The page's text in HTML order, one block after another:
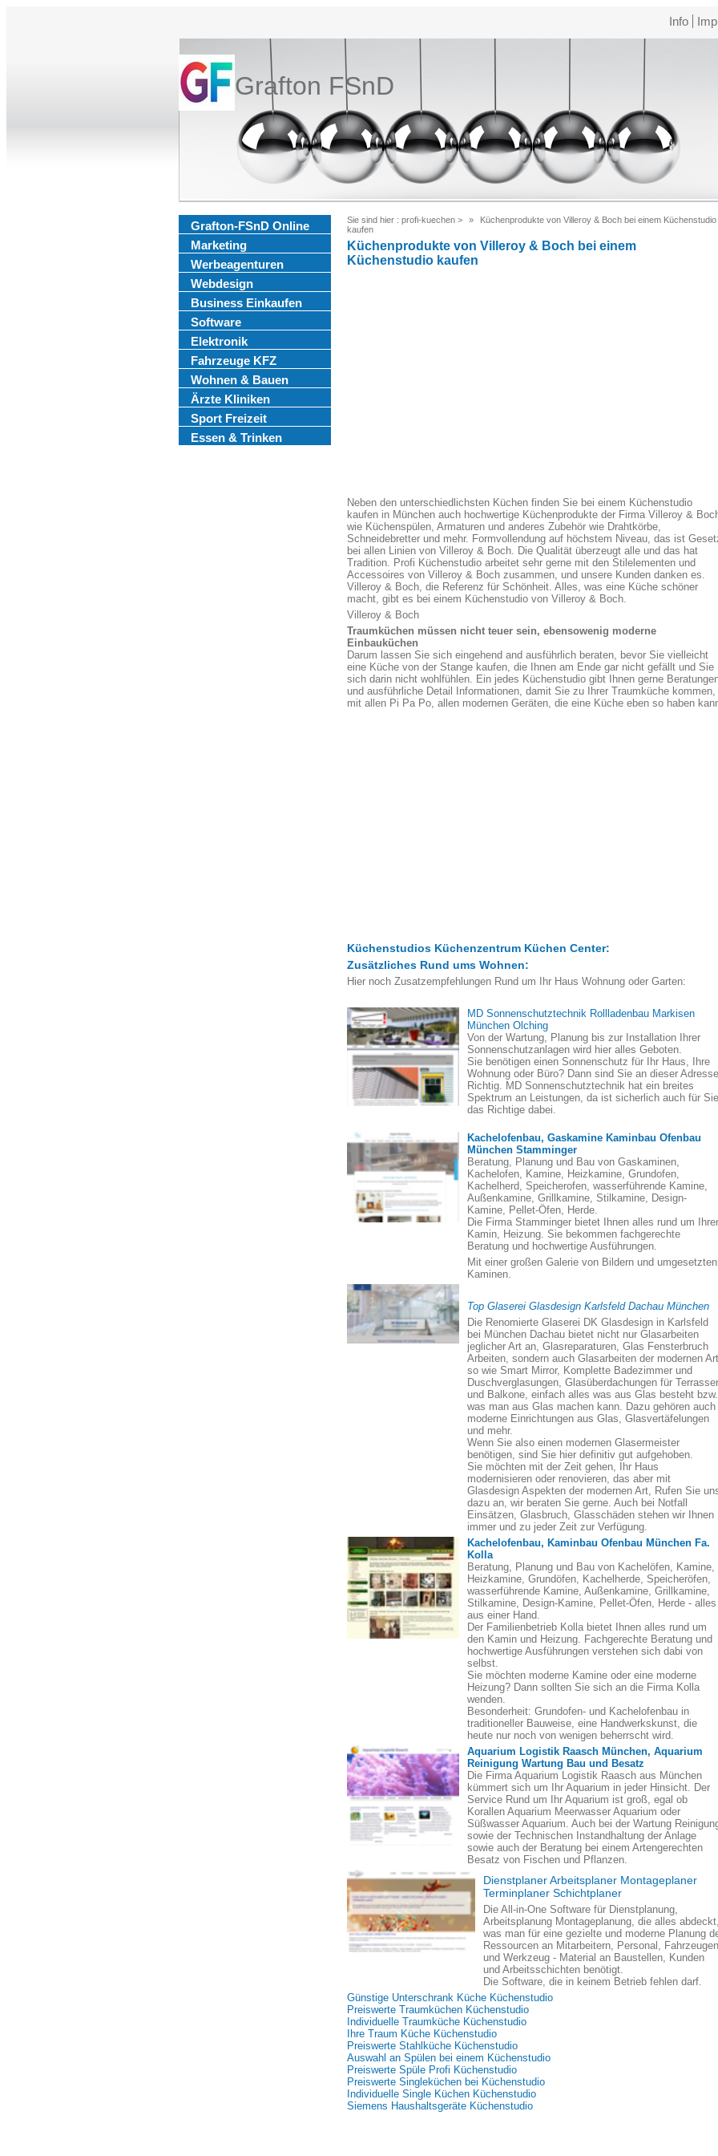
Info
Grafton FSnD
Grafton-FSnD Online
Marketing
Werbeagenturen
Webdesign
Business Einkaufen
Software
Elektronik
Fahrzeuge KFZ
Wohnen & Bauen
Ärzte Kliniken
Sport Freizeit
Essen & Trinken
Sie sind hier : profi-kuechen >
Küchenprodukte von Villeroy & Boch bei einem Küchenstudio
kaufen
Küchenprodukte von Villeroy & Boch bei einem
Küchenstudio kaufen
Neben den unterschiedlichsten Küchen finden Sie bei einem Küchenstudio
kaufen in München auch hochwertige Küchenprodukte der Firma Villeroy &
wie Küchenspülen, Armaturen und anderes Zubehör wie Drahtkörbe,
Schneidebretter und mehr. Formvollendung auf höchstem Niveau, das ist
bei allen Linien von Villeroy & Boch. Die Qualität überzeugt alle und das hat
Tradition. Profi Küchenstudio arbeitet sehr gerne mit den Stilelementen und
Accessoires von Villeroy & Boch zusammen, und unsere Kunden danken es.
Villeroy & Boch, die Referenz für Schönheit. Alles, was eine Küche schöner
macht, gibt es bei einem Küchenstudio von Villeroy & Boch.
Villeroy & Boch
Traumküchen müssen nicht teuer sein, ebensowenig moderne
Einbauküchen
Darum lassen Sie sich eingehend and ausführlich beraten, bevor Sie vielleicht
eine Küche von der Stange kaufen, die Ihnen am Ende gar nicht gefällt und Sie
sich darin nicht wohlfühlen. Ein jedes Küchenstudio gibt Ihnen gerne
und ausführliche Detail Informationen, damit Sie zu Ihrer Traumküche kommen,
mit allen Pi Pa Po, allen modernen Geräten, die eine Küche eben so haben
Küchenstudios Küchenzentrum Küchen Center:
Zusätzliches Rund ums Wohnen:
Hier noch Zusatzempfehlungen Rund um Ihr Haus Wohnung oder Garten:
MD Sonnenschutztechnik Rollladenbau Markisen
München Olching
Von der Wartung, Planung bis zur Installation Ihrer
Sonnenschutzanlagen wird hier alles Geboten.
Sie benötigen einen Sonnenschutz für Ihr Haus, Ihre
Wohnung oder Büro? Dann sind Sie an dieser Adresse
Richtig. MD Sonnenschutztechnik hat ein breites
Spektrum an Leistungen, da ist sicherlich auch für Sie
das Richtige dabei.
Kachelofenbau, Gaskamine Kaminbau Ofenbau
München Stamminger
Beratung, Planung und Bau von Gaskaminen,
Kachelofen, Kamine, Heizkamine, Grundofen,
Kachelherd, Speicherofen, wasserführende Kamine,
Außenkamine, Grillkamine, Stilkamine, Design-
Kamine, Pellet-Öfen, Herde.
Die Firma Stamminger bietet Ihnen alles rund um
Kamin, Heizung. Sie bekommen fachgerechte
Beratung und hochwertige Ausführungen.
Mit einer großen Galerie von Bildern und umgesetzten
Kaminen.
Top Glaserei Glasdesign Karlsfeld Dachau München
Die Renomierte Glaserei DK Glasdesign in Karlsfeld
bei München Dachau bietet nicht nur Glasarbeiten
jeglicher Art an, Glasreparaturen, Glas Fensterbruch
Arbeiten, sondern auch Glasarbeiten der modernen
so wie Smart Mirror, Komplette Badezimmer und
Duschverglasungen, Glasüberdachungen für
und Balkone, einfach alles was aus Glas besteht bzw.
was man aus Glas machen kann. Dazu gehören auch
moderne Einrichtungen aus Glas, Glasvertäfelungen
und mehr.
Wenn Sie also einen modernen Glasermeister
benötigen, sind Sie hier definitiv gut aufgehoben.
Sie möchten mit der Zeit gehen, Ihr Haus
modernisieren oder renovieren, das aber mit
Glasdesign Aspekten der modernen Art, Rufen Sie
dazu an, wir beraten Sie gerne. Auch bei Notfall
Einsätzen, Glasbruch, Glasschäden stehen wir Ihnen
immer und zu jeder Zeit zur Verfügung.
Kachelofenbau, Kaminbau Ofenbau München Fa.
Kolla
Beratung, Planung und Bau von Kachelöfen, Kamine,
Heizkamine, Grundöfen, Kachelherde, Speicheröfen,
wasserführende Kamine, Außenkamine, Grillkamine,
Stilkamine, Design-Kamine, Pellet-Öfen, Herde - alles
aus einer Hand.
Der Familienbetrieb Kolla bietet Ihnen alles rund um
den Kamin und Heizung. Fachgerechte Beratung und
hochwertige Ausführungen verstehen sich dabi von
selbst.
Sie möchten moderne Kamine oder eine moderne
Heizung? Dann sollten Sie sich an die Firma Kolla
wenden.
Besonderheit: Grundofen- und Kachelofenbau in
traditioneller Bauweise, eine Handwerkskunst, die
heute nur noch von wenigen beherrscht wird.
Aquarium Logistik Raasch München, Aquarium
Reinigung Wartung Bau und Besatz
Die Firma Aquarium Logistik Raasch aus München
kümmert sich um Ihr Aquarium in jeder Hinsicht. Der
Service Rund um Ihr Aquarium ist groß, egal ob
Korallen Aquarium Meerwasser Aquarium oder
Süßwasser Aquarium. Auch bei der Wartung
sowie der Technischen Instandhaltung der Anlage
sowie auch der Beratung bei einem Artengerechten
Besatz von Fischen und Pflanzen.
Dienstplaner Arbeitsplaner Montageplaner
Terminplaner Schichtplaner
Die All-in-One Software für Dienstplanung,
Arbeitsplanung Montageplanung, die alles
was man für eine gezielte und moderne Planung
Ressourcen an Mitarbeitern, Personal, Fahrzeugen
und Werkzeug - Material an Baustellen, Kunden
und Arbeitsschichten benötigt.
Die Software, die in keinem Betrieb fehlen darf.
Günstige Unterschrank Küche Küchenstudio
Preiswerte Traumküchen Küchenstudio
Individuelle Traumküche Küchenstudio
Ihre Traum Küche Küchenstudio
Preiswerte Stahlküche Küchenstudio
Auswahl an Spülen bei einem Küchenstudio
Preiswerte Spüle Profi Küchenstudio
Preiswerte Singleküchen bei Küchenstudio
Individuelle Single Küchen Küchenstudio
Siemens Haushaltsgeräte Küchenstudio